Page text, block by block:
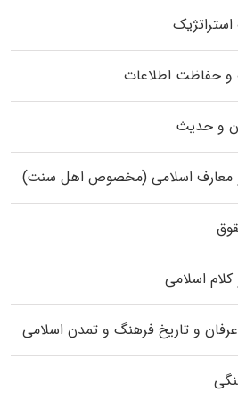
و حفاظت اطلاعات
و حدیث
و معارف اسلامی (مخصوص اهل سنت)
اسلامی
و تاریخ فرهنگ و تمدن اسلامی